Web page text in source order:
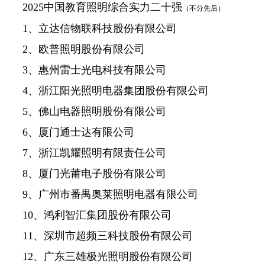
2025中国教育照明综合实力二十强 （不分先后）
1、立达信物联科技股份有限公司
2、欧普照明股份有限公司
3、惠州雷士光电科技有限公司
4、浙江阳光照明电器集团股份有限公司
5、佛山电器照明股份有限公司
6、厦门通士达有限公司
7、浙江凯耀照明有限责任公司
8、厦门光莆电子股份有限公司
9、广州市番禺奥莱照明电器有限公司
10、鸿利智汇集团股份有限公司
11、深圳市超频三科技股份有限公司
12、广东三雄极光照明股份有限公司